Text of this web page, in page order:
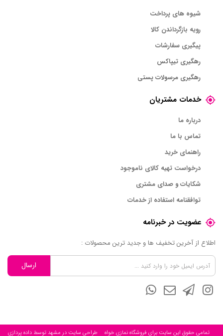
شیوه های پرداخت
رویه بازگرداندن کالا
پیگیری سفارشات
رهگیری تیپاکس
رهگیری مرسولات پستی
خدمات مشتریان
درباره ما
تماس با ما
راهنمای خرید
درخواست تهیه کالای ناموجود
شکایات و صدای مشتری
توافقنامه استفاده از خدمات
عضویت در خبرنامه
اطلاع از آخرین تخفیف ها و جدید ترین محصولات :
ارسال
تمامی حقوق این سایت برای فروشگاه نمازی خواه طراحی سایت در مشهدتوسط داده پردازی